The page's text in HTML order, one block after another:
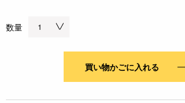
数量
買い物かごに入れる